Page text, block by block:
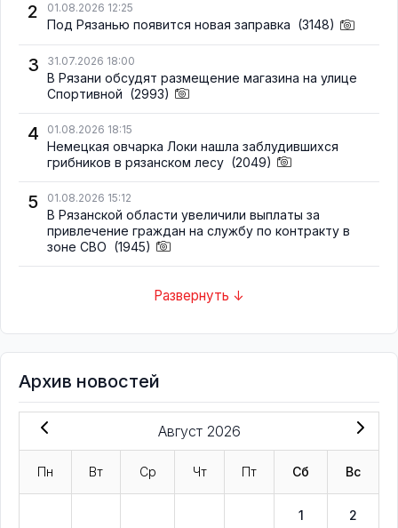
2 01.08.2026 12:25
Под Рязанью появится новая заправка (3148)
3 31.07.2026 18:00
В Рязани обсудят размещение магазина на улице
Спортивной (2993)
4 01.08.2026 18:15
Немецкая овчарка Локи нашла заблудившихся
грибников в рязанском лесу (2049)
5 01.08.2026 15:12
В Рязанской области увеличили выплаты за
привлечение граждан на службу по контракту в
зоне СВО (1945)
Развернуть ↓
Архив новостей
Август 2026
Пн Вт Ср Чт Пт Сб Вс
1 2